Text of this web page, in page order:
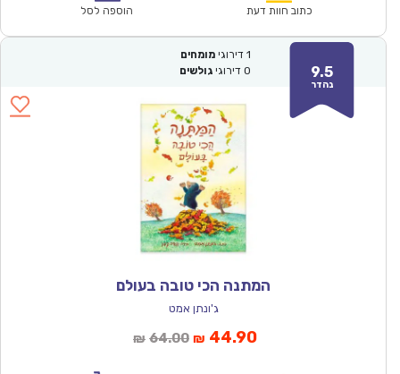
₪61.00.
כתוב חוות דעת הוספה לסל
9.5
נהדר
1 דירוגי מומחים
0 דירוגי גולשים
המתנה הכי טובה בעולם
ג'ונתן אמט
₪ 64.00המחיר
₪ 44.90המחיר